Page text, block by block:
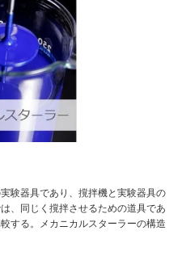
験器具であり、撹拌機と実験器具の
、同じく撹拌させるための道具であ
する。メカニカルスターラーの構造